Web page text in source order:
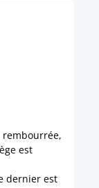
rembourrée,
est
dernier est